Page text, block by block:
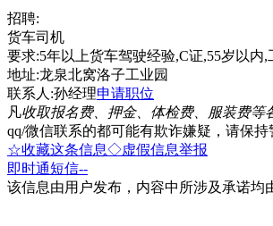
招聘:
货车司机
要求:5年以上货车驾驶经验,C证,55岁以内,
地址:龙泉北窝洛子工业园
联系人:孙经理申请职位
凡收取报名费、押金、体检费、服装费等
qq/微信联系的都可能有欺诈嫌疑，请保持
☆收藏这条信息◇虚假信息举报
即时通短信--
该信息由用户发布，内容中所涉及承诺均